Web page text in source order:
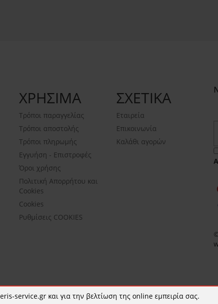
ΧΡΗΣΙΜΑ
Τρόποι παραγγελίας
Τρόποι αποστολής
Τρόποι πληρωμής
Εγγυήση - Επιστροφές
Όροι χρήσης
Πολιτική Απορρήτου και
Cookies
Cookies
Ρυθμίσεις COOKIES
ΣΧΕΤΙΚΑ
Εταιρεία
Επικοινωνία
Καλάθι αγορών
service.gr και για την βελτίωση της online εμπειρία σας.